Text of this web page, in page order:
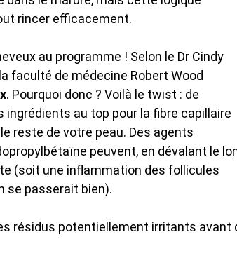
rincer efficacement.
au programme ! Selon le Dr Cindy
faculté de médecine Robert Wood
. Pourquoi donc ? Voilà le twist : de
au top pour la fibre capillaire
reste de votre peau. Des agents
peuvent, en dévalant le
(soit une inflammation des follicules
se passerait bien).
résidus potentiellement irritants avant